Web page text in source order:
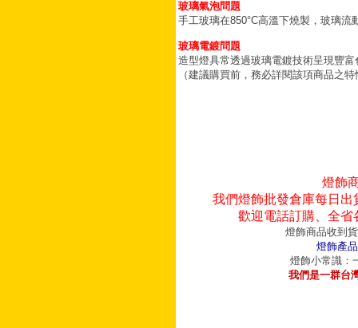
玻璃氣泡問題
手工玻璃在850°C高溫下燒製，玻璃
玻璃電鍍問題
造型燈具常透過玻璃電鍍技術呈現豐
（建議購買前，務必詳閱該項商品之
燈飾
我們燈飾批發倉庫每日
歡迎電話訂購、全
燈飾商品收到
燈飾產
燈飾小常識：
我們是一群台